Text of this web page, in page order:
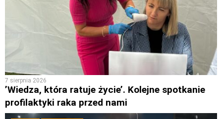
7 sierpnia 2026
’Wiedza, która ratuje życie’. Kolejne spotkanie
profilaktyki raka przed nami